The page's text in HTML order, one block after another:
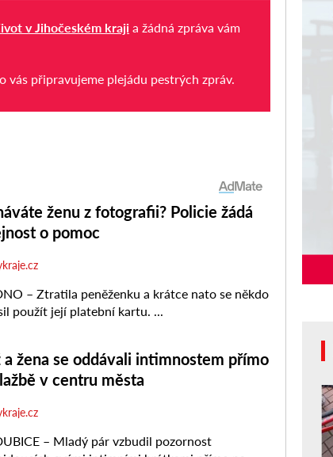
v Jihočeském kraji a žádná zpráva vám
vás připravujeme plejádu pestrých zpráv.